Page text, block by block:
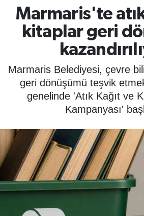
Marmaris'te
kitaplar geri
Marmaris Belediyesi, çevre
geri dönüşümü teşvik
genelinde 'Atık Kağıt ve
Kampanyası'
YURT
EĞİTİM
ÖZEL HABER
SAĞLIK
ÇEVRE
YAŞAM
BİLİM - TEKNOLOJİ
Son Dakika Haberleri
Haber Arşivi